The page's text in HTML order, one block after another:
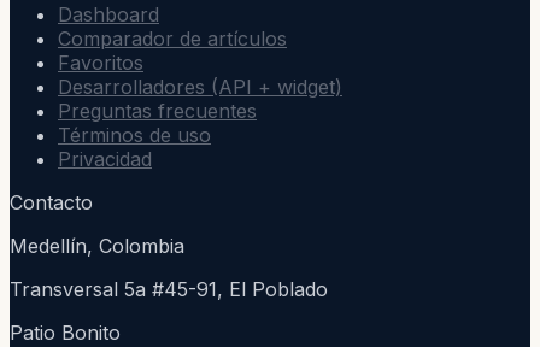
Dashboard
Comparador de artículos
Favoritos
Desarrolladores (API + widget)
Preguntas frecuentes
Términos de uso
Privacidad
Contacto
Medellín, Colombia
Transversal 5a #45-91, El Poblado
Patio Bonito